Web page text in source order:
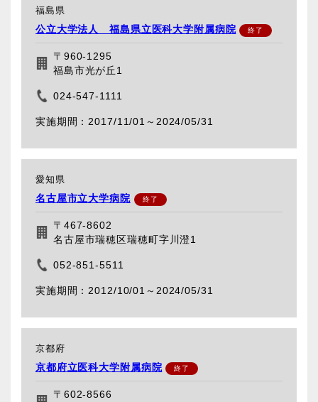
福島県
公立大学法人 福島県立医科大学附属病院
〒960-1295
福島市光が丘1
024-547-1111
2017/11/01～ 2024/05/31
愛知県
名古屋市立大学病院
〒467-8602
名古屋市瑞穂区瑞穂町字川澄1
052-851-5511
2012/10/01～ 2024/05/31
京都府
京都府立医科大学附属病院
〒602-8566